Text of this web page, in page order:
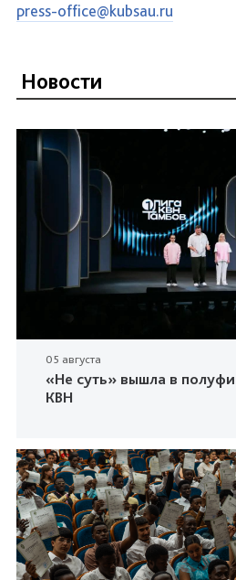
press-office@kubsau.ru
Новости
05 августа
«Не суть» вышла в
КВН